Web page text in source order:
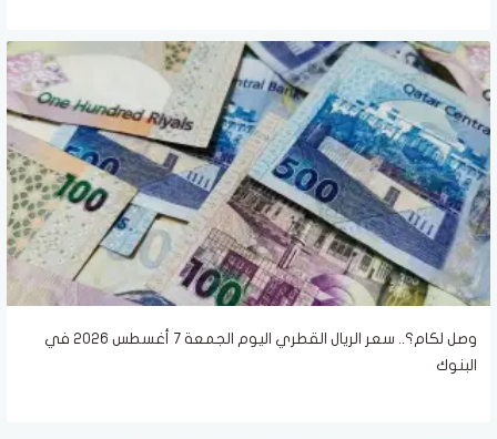
وصل لكام؟.. سعر الريال القطري اليوم الجمعة 7 أغسطس 2026 في
البنوك